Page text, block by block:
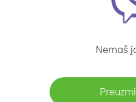
Nemaš